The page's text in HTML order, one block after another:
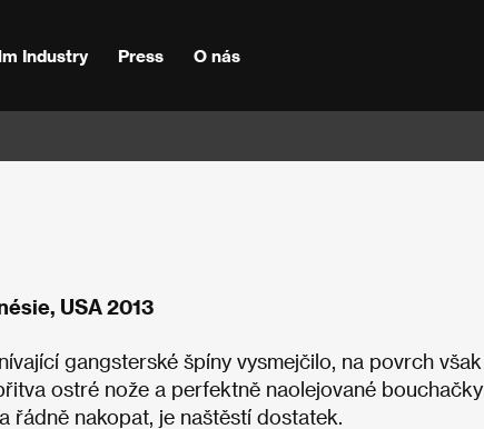
Industry Press O nás
USA 2013
gangsterské špíny vysmejčilo, na povrch však
ostré nože a perfektně naolejované bouchačky
řádně nakopat, je naštěstí dostatek.